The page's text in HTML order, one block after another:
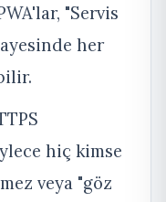
"Servis
her
hiç kimse
veya "göz